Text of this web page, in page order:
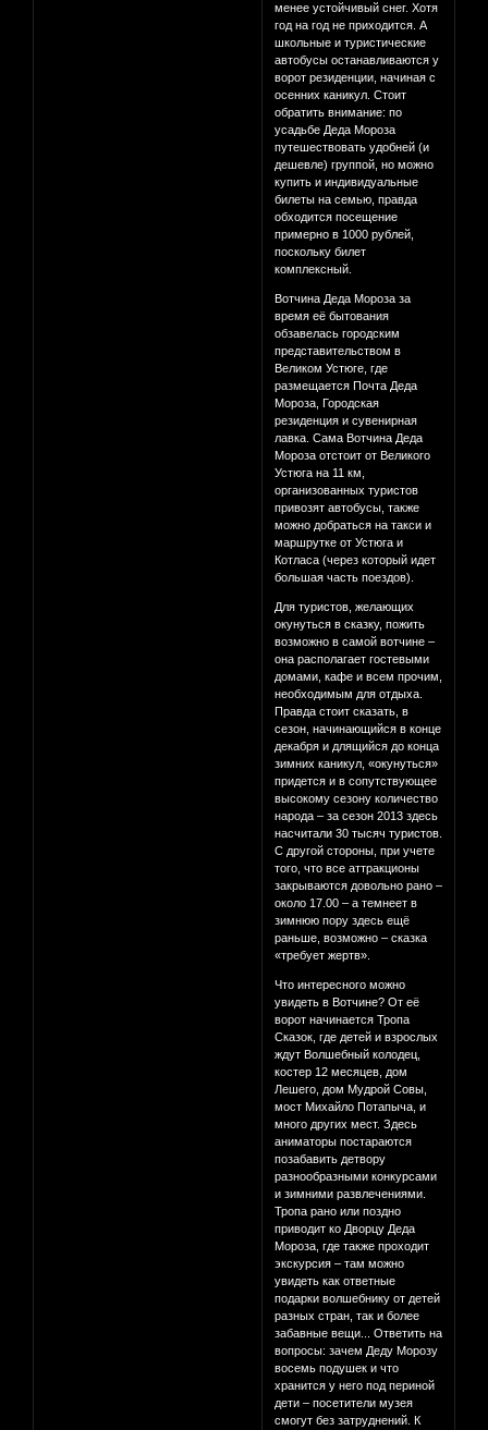
менее устойчивый снег. Хотя
год на год не приходится. А
школьные и туристические
автобусы останавливаются у
ворот резиденции, начиная с
осенних каникул. Стоит
обратить внимание: по
усадьбе Деда Мороза
путешествовать удобней (и
дешевле) группой, но можно
купить и индивидуальные
билеты на семью, правда
обходится посещение
примерно в 1000 рублей,
поскольку билет
комплексный.
Вотчина Деда Мороза за
время её бытования
обзавелась городским
представительством в
Великом Устюге, где
размещается Почта Деда
Мороза, Городская
резиденция и сувенирная
лавка. Сама Вотчина Деда
Мороза отстоит от Великого
Устюга на 11 км,
организованных туристов
привозят автобусы, также
можно добраться на такси и
маршрутке от Устюга и
Котласа (через который идет
большая часть поездов).
Для туристов, желающих
окунуться в сказку, пожить
возможно в самой вотчине –
она располагает гостевыми
домами, кафе и всем прочим,
необходимым для отдыха.
Правда стоит сказать, в
сезон, начинающийся в конце
декабря и длящийся до конца
зимних каникул, «окунуться»
придется и в сопутствующее
высокому сезону количество
народа – за сезон 2013 здесь
насчитали 30 тысяч туристов.
С другой стороны, при учете
того, что все аттракционы
закрываются довольно рано –
около 17.00 – а темнеет в
зимнюю пору здесь ещё
раньше, возможно – сказка
«требует жертв».
Что интересного можно
увидеть в Вотчине? От её
ворот начинается Тропа
Сказок, где детей и взрослых
ждут Волшебный колодец,
костер 12 месяцев, дом
Лешего, дом Мудрой Совы,
мост Михайло Потапыча, и
много других мест. Здесь
аниматоры постараются
позабавить детвору
разнообразными конкурсами
и зимними развлечениями.
Тропа рано или поздно
приводит ко Дворцу Деда
Мороза, где также проходит
экскурсия – там можно
увидеть как ответные
подарки волшебнику от детей
разных стран, так и более
забавные вещи... Ответить на
вопросы: зачем Деду Морозу
восемь подушек и что
хранится у него под периной
дети – посетители музея
смогут без затруднений. К